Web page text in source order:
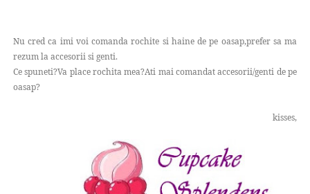
Nu cred ca imi voi comanda rochite si haine de pe oasap,prefer sa ma
rezum la accesorii si genti.
Ce spuneti?Va place rochita mea?Ati mai comandat accesorii/genti de pe
oasap?
kisses,